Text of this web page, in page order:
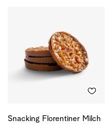
Snacking Florentiner Milch